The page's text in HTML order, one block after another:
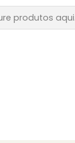
EM PALMA